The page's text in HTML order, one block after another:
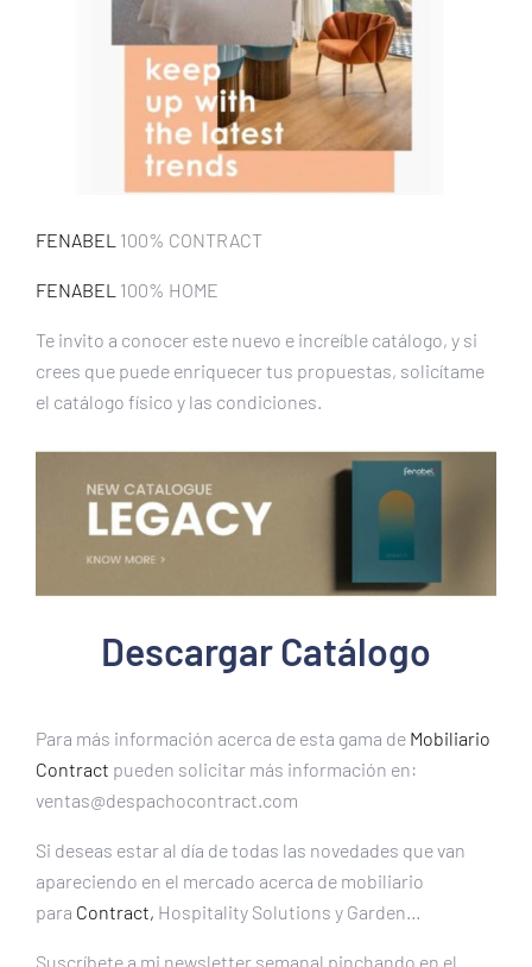
FENABEL 100% CONTRACT
FENABEL 100% HOME
Te invito a conocer este nuevo e increíble catálogo, y si
crees que puede enriquecer tus propuestas, solicítame
el catálogo físico y las condiciones.
Descargar Catálogo
Para más información acerca de esta gama de Mobiliario
Contract pueden solicitar más información en:
ventas@despachocontract.com
Si deseas estar al día de todas las novedades que van
apareciendo en el mercado acerca de mobiliario
para Contract, Hospitality Solutions y Garden…
Suscríbete a mi newsletter semanal pinchando en el